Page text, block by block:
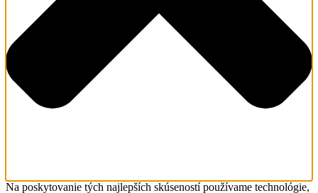
Na poskytovanie tých najlepších skúseností používame technológie,